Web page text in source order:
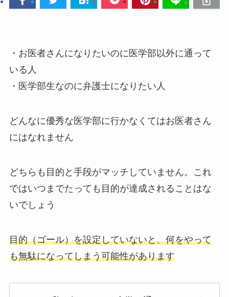
・お医者さんになりたいのに医学部以外に通って
いる人
・医学部生なのに弁護士になりたい人
どんなに優秀な医学部に行かなくてはお医者さん
にはなれません
どちらも目的と手段がマッチしていません。これ
ではいつまでたっても目的が達成されることはな
いでしょう
目的（ゴール）を設定していないと、何をやって
も無駄になってしまう可能性があります